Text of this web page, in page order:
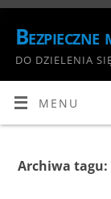
Bezpieczne
DO DZIELENIA
MENU
Archiwa tagu: